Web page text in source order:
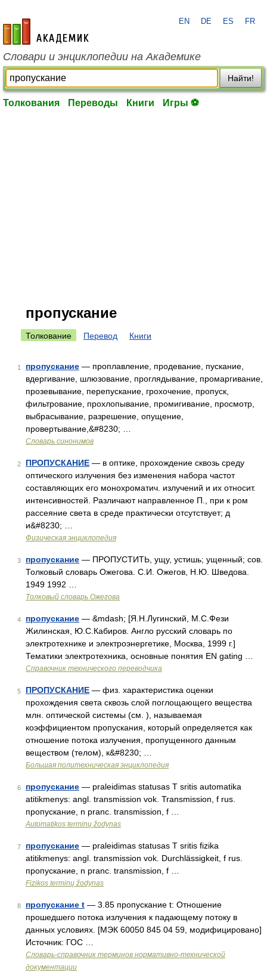
academic.ru
EN DE ES FR
Словари и энциклопедии на Академике
Найти!
Толкования Переводы Книги Игры ⚽
пропускание
Толкование Перевод Книги
1 пропускание — проплавление, продевание, пускание,
вдергивание, шлюзование, проглядывание, промаргивание,
прозевывание, перепускание, грохочение, пропуск,
фильтрование, прохлопывание, промигивание, просмотр,
выбрасывание, разрешение, опущение,
провертывание,&#8230; …
Словарь синонимов
2 ПРОПУСКАНИЕ — в оптике, прохождение сквозь среду
оптического излучения без изменения набора частот
составляющих его монохроматич. излучений и их относит.
интенсивностей. Различают направленное П., при к ром
рассеяние света в среде практически отсутствует; д
и&#8230; …
Физическая энциклопедия
3 пропускание — ПРОПУСТИТЬ, ущу, устишь; ущенный; сов.
Толковый словарь Ожегова. С.И. Ожегов, Н.Ю. Шведова.
1949 1992 …
Толковый словарь Ожегова
4 пропускание — &mdash; [Я.Н.Лугинский, М.С.Фези
Жилинская, Ю.С.Кабиров. Англо русский словарь по
электротехнике и электроэнергетике, Москва, 1999 г.]
Тематики электротехника, основные понятия EN gating …
Справочник технического переводчика
5 ПРОПУСКАНИЕ — физ. характеристика оценки
прохождения света сквозь слой поглощающего вещества
млн. оптической системы (см. ), называемая
коэффициентом пропускания, который определяется как
отношение потока излучения, пропущенного данным
веществом (телом), к&#8230; …
Большая политехническая энциклопедия
6 пропускание — praleidimas statusas T sritis automatika
atitikmenys: angl. transmission vok. Transmission, f rus.
пропускание, n pranc. transmission, f …
Automatikos terminų žodynas
7 пропускание — praleidimas statusas T sritis fizika
atitikmenys: angl. transmission vok. Durchlässigkeit, f rus.
пропускание, n pranc. transmission, f …
Fizikos terminų žodynas
8 пропускание t — 3.85 пропускание t: Отношение
прошедшего потока излучения к падающему потоку в
данных условиях. [МЭК 60050 845 04 59, модифицировано]
Источник: ГОС …
Словарь-справочник терминов нормативно-технической
документации